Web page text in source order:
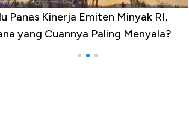
10 Provinsi dengan Tingkat
Pengangguran Tertinggi, Ada Jakarta